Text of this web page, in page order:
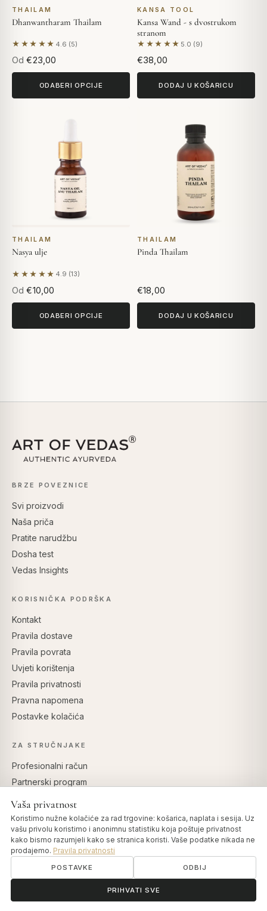
THAILAM
Dhanwantharam Thailam
★★★★★ 4.6 (5)
Na temelju 5 recenzija
Od €23,00
ODABERI OPCIJE
KANSA TOOL
Kansa Wand - s dvostrukom
stranom
★★★★★ 5.0 (9)
Na temelju 9 recenzija
€38,00
DODAJ U KOŠARICU
THAILAM
Nasya ulje
★★★★★ 4.9 (13)
Na temelju 13 recenzija
Od €10,00
ODABERI OPCIJE
THAILAM
Pinda Thailam
€18,00
DODAJ U KOŠARICU
BRZE POVEZNICE
Svi proizvodi
Naša priča
Pratite narudžbu
Dosha test
Vedas Insights
KORISNIČKA PODRŠKA
Kontakt
Pravila dostave
Pravila povrata
Uvjeti korištenja
Pravila privatnosti
Pravna napomena
Postavke kolačića
ZA STRUČNJAKE
Profesionalni račun
Partnerski program
SIGURNO PLAĆANJE
Vaša privatnost
Koristimo nužne kolačiće za rad trgovine: košarica, naplata i sesija. Uz
vašu privolu koristimo i anonimnu statistiku koja poštuje privatnost
kako bismo razumjeli kako se stranica koristi. Vaše podatke nikada ne
prodajemo. Pravila privatnosti
POSTAVKE ODBIJ
PRIHVATI SVE